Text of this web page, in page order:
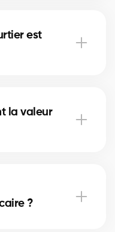
expérience.
est
la valeur
?